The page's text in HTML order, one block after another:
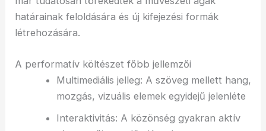
határainak feloldására és új kifejezési formák
létrehozására.
A performatív költészet főbb jellemzői
Multimediális jelleg: A szöveg mellett hang,
mozgás, vizuális elemek egyidejű jelenléte
Interaktivitás: A közönség gyakran aktív